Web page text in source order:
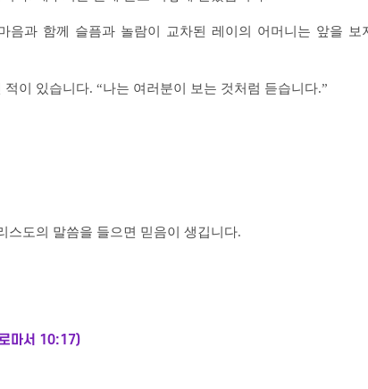
음과 함께 슬픔과 놀람이 교차된 레이의 어머니는 앞을 보
이 있습니다. “나는 여러분이 보는 것처럼 듣습니다.”
스도의 말씀을 들으면 믿음이 생깁니다.
마서 10:17)